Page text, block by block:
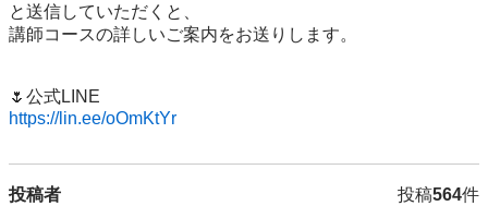
と送信していただくと、
講師コースの詳しいご案内をお送りします。
https://lin.ee/oOmKtYr
投稿者 投稿564件